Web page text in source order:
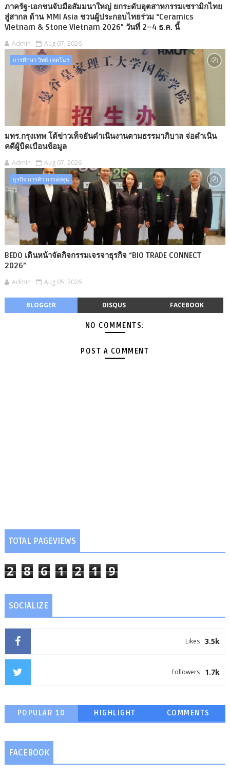
ภาครัฐ-เอกชนจับมือสัมมนาใหญ่ ยกระดับอุตสาหกรรมเซรามิกไทย
สู่สากล ด้าน MMI Asia ชวนผู้ประกอบไทยร่วม “Ceramics
Vietnam & Stone Vietnam 2026” วันที่ 2–4 ธ.ค. นี้
Admin Aug 07, 2026
การศึกษา วิทย์-เทคโนฯ
มทร.กรุงเทพ โต้ข่าวเท็จยันดำเนินงานตามธรรมาภิบาล จ่อดำเนิน
คดีผู้บิดเบือนข้อมูล
Admin Aug 07, 2026
ธุรกิจ การค้า การลงทุน
BEDO เดินหน้าจัดกิจกรรมเจรจาธุรกิจ “BIO TRADE CONNECT
2026”
Admin Aug 05, 2026
BLOGGER DISQUS FACEBOOK
NO COMMENTS:
POST A COMMENT
TOTAL PAGEVIEWS
2 8 6 1 2 1 9
SOCIALIZE
3.5k
Likes
1.7k
Followers
POPULAR 10 HIGHLIGHT COMMENTS
FACEBOOK